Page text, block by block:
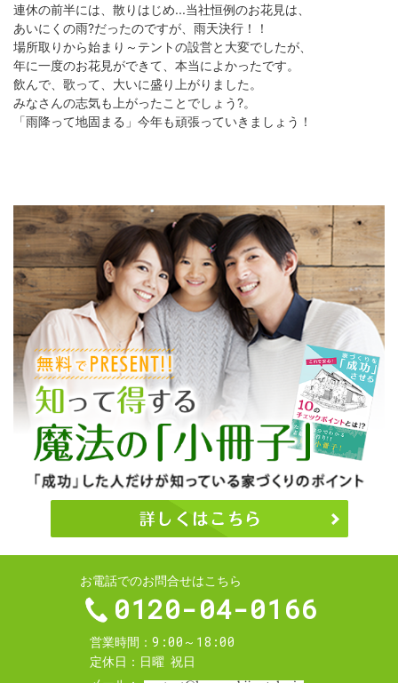
連休の前半には、散りはじめ...当社恒例のお花見は、
あいにくの雨?だったのですが、雨天決行！！
場所取りから始まり～テントの設営と大変でしたが、
年に一度のお花見ができて、本当によかったです。
飲んで、歌って、大いに盛り上がりました。
みなさんの志気も上がったことでしょう?。
「雨降って地固まる」今年も頑張っていきましょう！
お電話でのお問合せはこちら
0120-04-0166
営業時間 9:00～18:00
定休日 日曜 祝日